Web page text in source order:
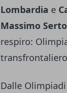
Lombardia e
Massimo
respiro:
Dalle